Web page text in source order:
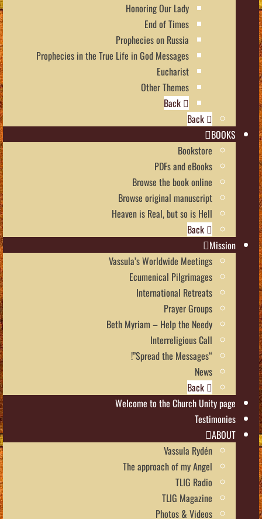
Honoring Our Lady
End of Times
Prophecies on Russia
Prophecies in the True Life in God Messages
Eucharist
Other Themes
BOOKS
Bookstore
PDFs and eBooks
Browse the book online
Browse original manuscript
Heaven is Real, but so is Hell
Mission
Vassula’s Worldwide Meetings
Ecumenical Pilgrimages
International Retreats
Prayer Groups
Beth Myriam – Help the Needy
Interreligious Call
“Spread the Messages”!
News
Welcome to the Church Unity page
Testimonies
ABOUT
Vassula Rydén
The approach of my Angel
TLIG Radio
TLIG Magazine
Photos & Videos